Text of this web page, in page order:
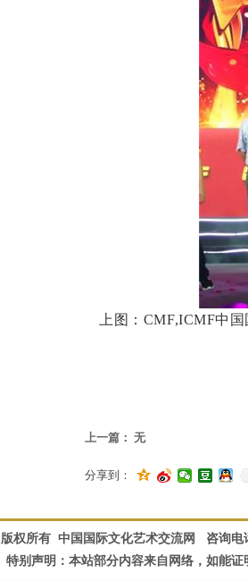
上图：CMF,ICMF中
上一篇： 无
分享到：
版权所有 中国国际文化艺术交流网 咨询电
特别声明：本站部分内容来自网络，如能